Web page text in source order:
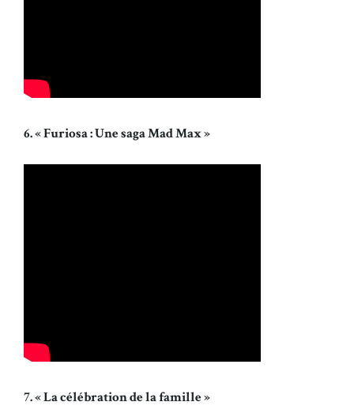
6. « Furiosa : Une saga Mad Max »
7. « La célébration de la famille »